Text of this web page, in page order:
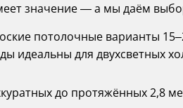
значение — а мы даём
потолочные варианты
идеальны для двухсветных
до протяжённых 2,8